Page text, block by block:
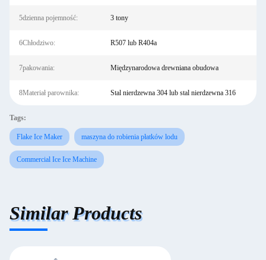
5dzienna pojemność: 3 tony
6Chłodziwo: R507 lub R404a
7pakowania: Międzynarodowa drewniana obudowa
8Materiał parownika: Stal nierdzewna 304 lub stal nierdzewna 316
Tags:
Flake Ice Maker maszyna do robienia płatków lodu
Commercial Ice Ice Machine
Similar Products